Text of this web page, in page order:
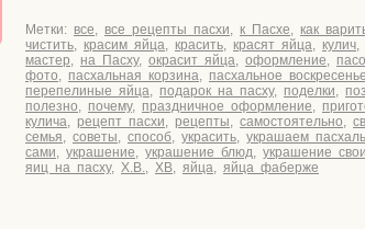
Метки: все, все рецепты пасхи, к Пасхе, как
чистить, красим яйца, красить, красят яйца, кулич,
мастер, на Пасху, окрасит яйца, оформление,
фото, пасхальная корзина, пасхальное воскресенье
перепелиные яйца, подарок на пасху, поделки,
полезно, почему, праздничное оформление,
кулича, рецепт пасхи, рецепты, самостоятельно,
семья, советы, способ, украсить, украшаем
сами, украшение, украшение блюд, украшение
яиц на пасху, Х.В., ХВ, яйца, яйца фаберже